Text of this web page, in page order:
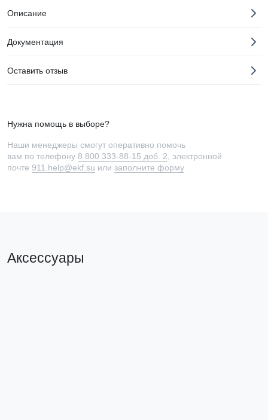
Описание
Документация
Оставить отзыв
Нужна помощь в выборе?
Наши менеджеры смогут оперативно помочь
вам по телефону 8 800 333-88-15 доб. 2 , электронной
почте 911.help@ekf.su или заполните форму
Аксессуары